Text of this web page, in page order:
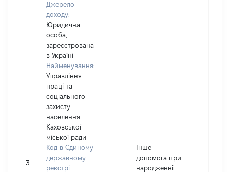
3
Джерело
доходу:
Юридична
особа,
зареєстрована
в Україні
Найменування:
Управління
праці та
соціального
захисту
населення
Каховської
міської ради
Код в Єдиному
державному
реєстрі
Інше
допомога при
народженні